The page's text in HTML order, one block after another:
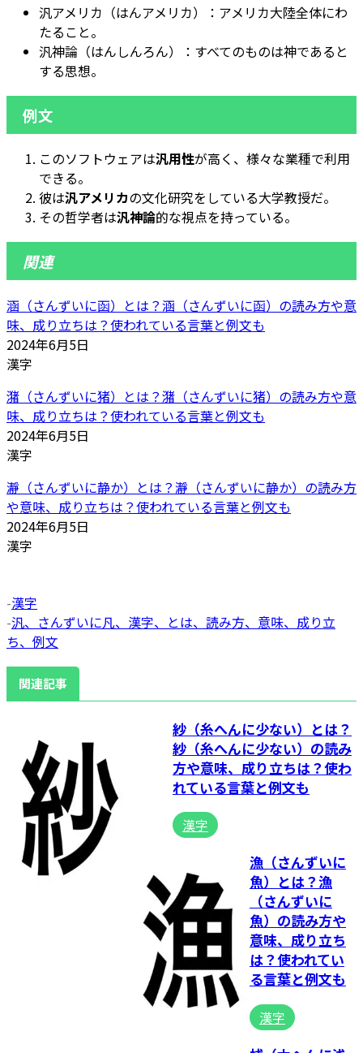
汎アメリカ（はんアメリカ）：アメリカ大陸全体にわ
たること。
汎神論（はんしんろん）：すべてのものは神であると
する思想。
例文
このソフトウェアは汎用性が高く、様々な業種で利用
できる。
彼は汎アメリカの文化研究をしている大学教授だ。
その哲学者は汎神論的な視点を持っている。
関連
涵（さんずいに函）とは？涵（さんずいに函）の読み方や意
味、成り立ちは？使われている言葉と例文も
2024年6月5日
漢字
潴（さんずいに猪）とは？潴（さんずいに猪）の読み方や意
味、成り立ちは？使われている言葉と例文も
2024年6月5日
漢字
瀞（さんずいに静か）とは？瀞（さんずいに静か）の読み方
や意味、成り立ちは？使われている言葉と例文も
2024年6月5日
漢字
-漢字
-汎、さんずいに凡、漢字、とは、読み方、意味、成り立
ち、例文
関連記事
紗（糸へんに少ない）とは？
紗（糸へんに少ない）の読み
方や意味、成り立ちは？使わ
れている言葉と例文も
漢字
漁（さんずいに
魚）とは？漁
（さんずいに
魚）の読み方や
意味、成り立ち
は？使われてい
る言葉と例文も
漢字